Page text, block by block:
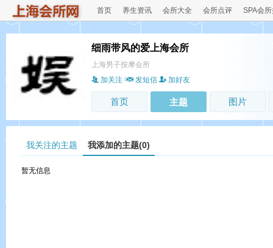
首页 养生资讯 会所大全 会所点评 SPA会
细雨带风的爱上海会所
上海男子按摩会所
加关注
发短信 加好友
首页 主题 图片
我关注的主题 我添加的主题(0)
暂无信息